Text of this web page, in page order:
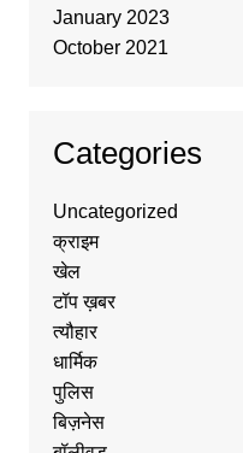
January 2023
October 2021
Categories
Uncategorized
क्राइम
खेल
टॉप ख़बर
त्यौहार
धार्मिक
पुलिस
बिज़नेस